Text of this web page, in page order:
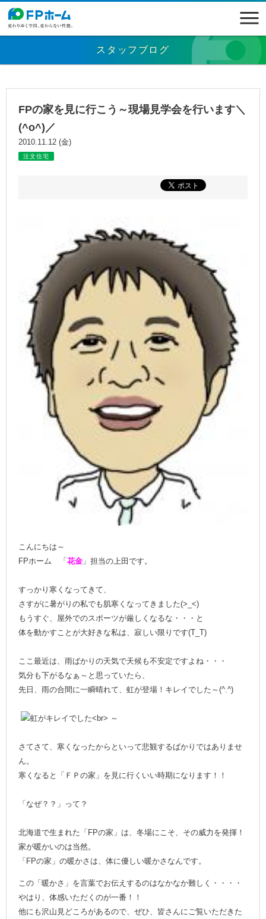
スタッフブログ
FPの家を見に行こう～現場見学会を行います＼
(^o^)／
2010.11.12 (金)
注文住宅
こんにちは～
FPホーム 「 花金 」担当の上田です。
すっかり寒くなってきて、
さすがに暑がりの私でも肌寒くなってきました(>_<)
もうすぐ、屋外でのスポーツが厳しくなるな・・・と
体を動かすことが大好きな私は、寂しい限りです(T_T)
ここ最近は、雨ばかりの天気で天候も不安定ですよね・・・
気分も下がるなぁ～と思っていたら、
先日、雨の合間に一瞬晴れて、虹が登場！キレイでした～(^.^)
さてさて、寒くなったからといって悲観するばかりではありませ
ん。
寒くなると「ＦＰの家」を見に行くいい時期になります！！
「なぜ？？」って？
北海道で生まれた「FPの家」は、冬場にこそ、その威力を発揮！
家が暖かいのは当然。
「FPの家」の暖かさは、体に優しい暖かさなんです。
この「暖かさ」を言葉でお伝えするのはなかなか難しく・・・・
やはり、体感いただくのが一番！！
他にも沢山見どころがあるので、ぜひ、皆さんにご覧いただきた